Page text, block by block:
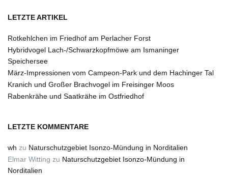
LETZTE ARTIKEL
Rotkehlchen im Friedhof am Perlacher Forst
Hybridvogel Lach-/Schwarzkopfmöwe am Ismaninger
Speichersee
März-Impressionen vom Campeon-Park und dem Hachinger Tal
Kranich und Großer Brachvogel im Freisinger Moos
Rabenkrähe und Saatkrähe im Ostfriedhof
LETZTE KOMMENTARE
wh zu Naturschutzgebiet Isonzo-Mündung in Norditalien
Elmar Witting zu Naturschutzgebiet Isonzo-Mündung in
Norditalien